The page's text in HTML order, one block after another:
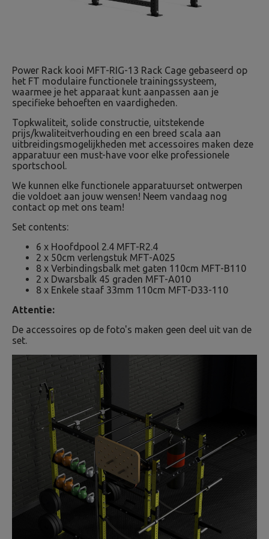
Power Rack kooi MFT-RIG-13 Rack Cage gebaseerd op
het FT modulaire functionele trainingssysteem,
waarmee je het apparaat kunt aanpassen aan je
specifieke behoeften en vaardigheden.
Topkwaliteit, solide constructie, uitstekende
prijs/kwaliteitverhouding en een breed scala aan
uitbreidingsmogelijkheden met accessoires maken deze
apparatuur een must-have voor elke professionele
sportschool.
We kunnen elke functionele apparatuurset ontwerpen
die voldoet aan jouw wensen! Neem vandaag nog
contact op met ons team!
Set contents:
6 x Hoofdpool 2.4 MFT-R2.4
2 x 50cm verlengstuk MFT-A025
8 x Verbindingsbalk met gaten 110cm MFT-B110
2 x Dwarsbalk 45 graden MFT-A010
8 x Enkele staaf 33mm 110cm MFT-D33-110
Attentie:
De accessoires op de foto's maken geen deel uit van de
set.